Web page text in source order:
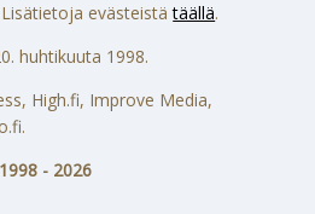
evästeistätäällä.
huhtikuuta 1998.
High.fi, Improve Media,
- 2026